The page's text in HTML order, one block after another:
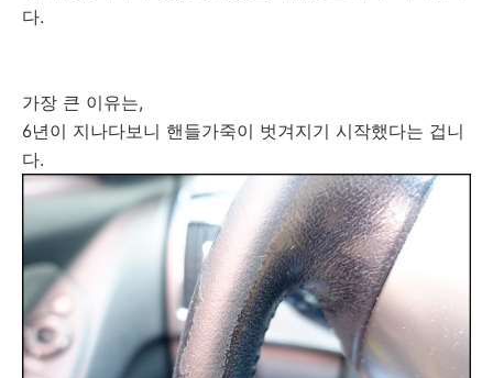
다.
가장 큰 이유는,
6년이 지나다보니 핸들가죽이 벗겨지기 시작했다는 겁니
다.